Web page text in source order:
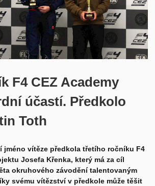
F4 CEZ Academy
účastí. Předkolo
Toth
jméno vítěze předkola třetího ročníku F4
Josefa Křenka, který má za cíl
okruhového závodění talentovaným
svému vítězství v předkole může těšit